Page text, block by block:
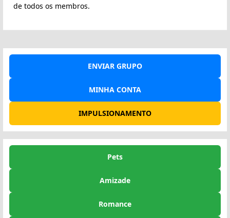
de todos os membros.
ENVIAR GRUPO
MINHA CONTA
IMPULSIONAMENTO
Pets
Amizade
Romance